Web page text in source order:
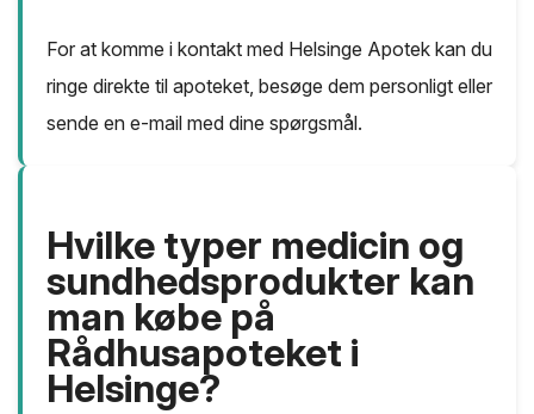
For at komme i kontakt med Helsinge Apotek kan du
ringe direkte til apoteket, besøge dem personligt eller
sende en e-mail med dine spørgsmål.
Hvilke typer medicin og
sundhedsprodukter kan
man købe på
Rådhusapoteket i
Helsinge?